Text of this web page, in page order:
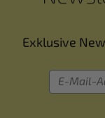
Exklusive
E-Mail-